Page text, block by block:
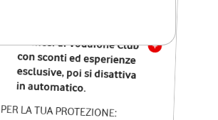
12 mesi di Vodafone Club
con sconti ed esperienze
esclusive, poi si disattiva
in automatico.
PER LA TUA PROTEZIONE: